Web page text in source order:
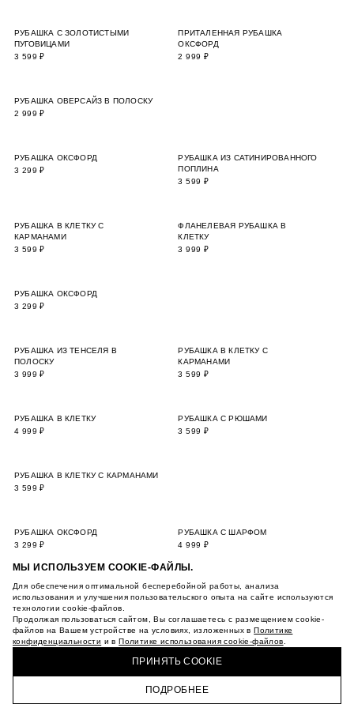
3 599 ₽
МЫ ИСПОЛЬЗУЕМ COOKIE-ФАЙЛЫ.
Для обеспечения оптимальной бесперебойной работы, анализа
использования и улучшения пользовательского опыта на сайте используются
технологии cookie-файлов.
Продолжая пользоваться сайтом, Вы соглашаетесь с размещением cookie-
файлов на Вашем устройстве на условиях, изложенных вПолитике
конфиденциальности и вПолитике использования cookie-файлов
ПРИНЯТЬ COOKIE
ПОДРОБНЕЕ